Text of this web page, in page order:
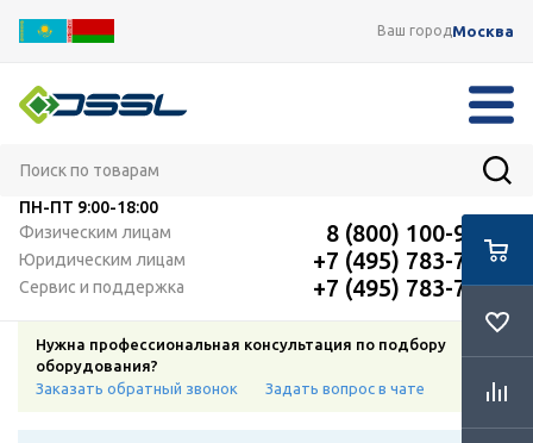
Ваш городМосква
ПН-ПТ 9:00-18:00
Физическим лицам
8 (800) 100-91-12
Юридическим лицам +7 (495) 783-72-87
Сервис и поддержка +7 (495) 783-72-87
Нужна профессиональная консультация по подбору
оборудования?
Заказать обратный звонок
Задать вопрос в чате